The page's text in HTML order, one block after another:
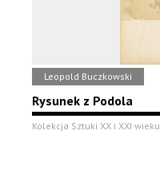
Leopold Buczkowski
Rysunek z Podola
Kolekcja Sztuki XX i XXI wieku